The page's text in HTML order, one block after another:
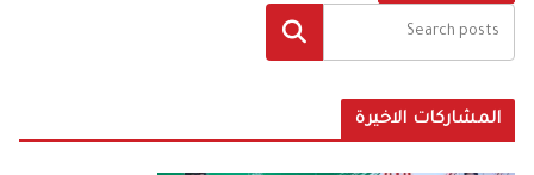
البحث
المشاركات الاخيرة